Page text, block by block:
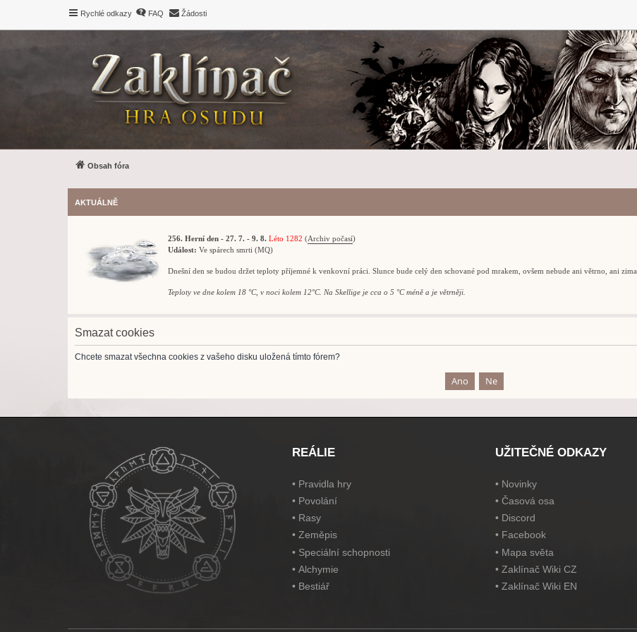
Rychlé odkazy FAQ Žádosti
Obsah fóra
AKTUÁLNĚ
256. Herní den - 27. 7. - 9. 8. Léto 1282 (Archiv počasí)
Událost: Ve spárech smrti (MQ)
Dnešní den se budou držet teploty příjemné k venkovní práci. Slunce bude celý den schované pod mrakem, ovšem nebude ani větrno, ani zima.
Teploty ve dne kolem 18 °C, v noci kolem 12°C. Na Skellige je cca o 5 °C méně a je větrněji.
Smazat cookies
Chcete smazat všechna cookies z vašeho disku uložená tímto fórem?
REÁLIE
• Pravidla hry
• Povolání
• Rasy
• Zeměpis
• Speciální schopnosti
• Alchymie
• Bestiář
UŽITEČNÉ ODKAZY
• Novinky
• Časová osa
• Discord
• Facebook
• Mapa světa
• Zaklínač Wiki CZ
• Zaklínač Wiki EN